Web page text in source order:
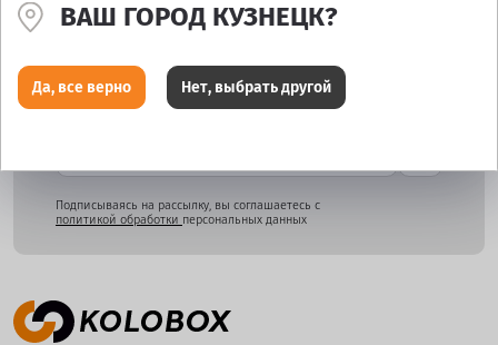
Подпишитесь и узнайте о скидках раньше всех!
Подписываясь на рассылку, вы соглашаетесь с
политикой обработки персональных данных
ВАШ ГОРОД КУЗНЕЦК?
Да, все верно Нет, выбрать другой